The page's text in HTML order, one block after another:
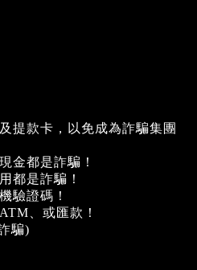
提款卡，以免成為詐騙集團
金都是詐騙！
都是詐騙！
驗證碼！
、或匯款！
騙)